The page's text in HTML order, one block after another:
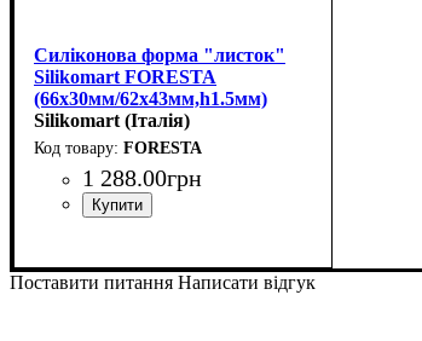
Силіконова форма "листок"
Silikomart FORESTA
(66x30мм/62x43мм,h1.5мм)
Silikomart (Італія)
FORESTA
1 288.00грн
Поставити питання Написати відгук